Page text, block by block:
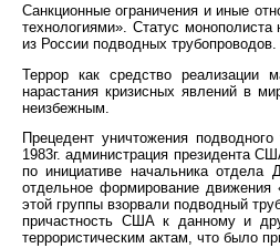
Санкционные ограничения и иные
технологиями». Статус
из России подводных трубопроводов.
Террор как средство реализации
нарастания кризисных явлений в
неизбежным.
Прецедент уничтожения
1983г. администрация президента
по инициативе начальника отдела
отдельное формирование движения
этой группы взорвали подводный
причастность США к данному и
террористическим актам, что было